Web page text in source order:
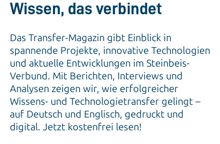
Wissen, das verbindet
Das Transfer-Magazin gibt Einblick in
spannende Projekte, innovative Technologien
und aktuelle Entwicklungen im Steinbeis-
Verbund. Mit Berichten, Interviews und
Analysen zeigen wir, wie erfolgreicher
Wissens- und Technologietransfer gelingt –
auf Deutsch und Englisch, gedruckt und
digital. Jetzt kostenfrei lesen!